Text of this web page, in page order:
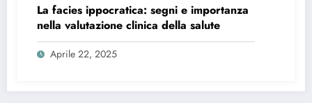
La facies ippocratica: segni e importanza
nella valutazione clinica della salute
Aprile 22, 2025